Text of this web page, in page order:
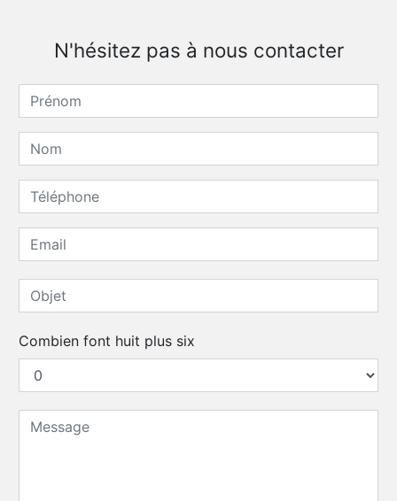
N'hésitez pas à nous contacter
Combien font huit plus six